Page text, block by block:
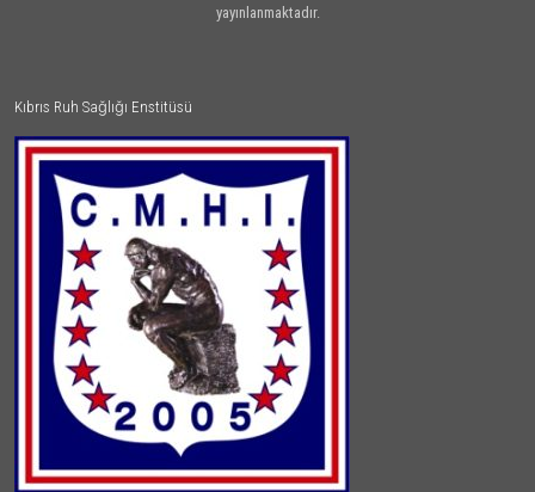
yayınlanmaktadır.
Kıbrıs Ruh Sağlığı Enstitüsü